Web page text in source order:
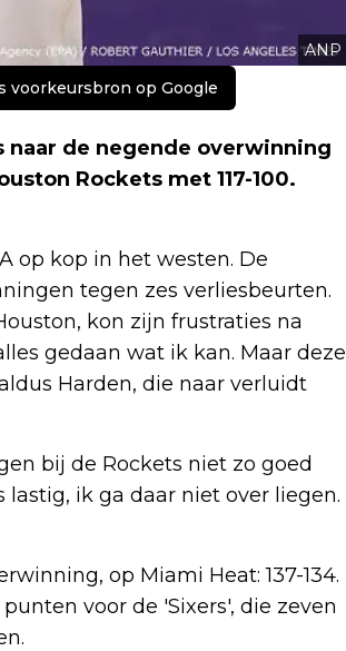
ANP
voorkeursbron op Google
naar de negende overwinning
Rockets met 117-100.
op kop in het westen. De
tegen zes verliesbeurten.
kon zijn frustraties na
gedaan wat ik kan. Maar deze
Harden, die naar verluidt
bij de Rockets niet zo goed
ik ga daar niet over liegen.
op Miami Heat: 137-134.
voor de 'Sixers', die zeven